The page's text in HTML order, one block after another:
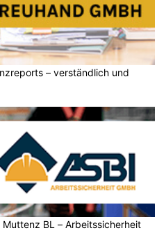
– verständlich und
BL – Arbeitssicherheit